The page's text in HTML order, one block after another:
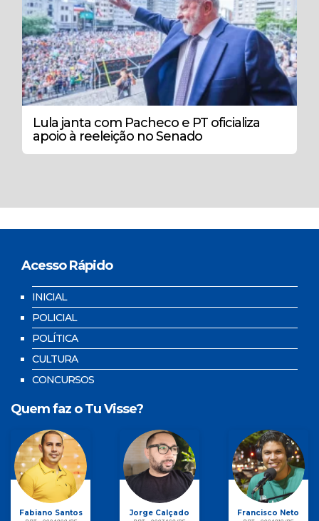
Lula janta com Pacheco e PT oficializa
apoio à reeleição no Senado
Acesso Rápido
INICIAL
POLICIAL
POLÍTICA
CULTURA
CONCURSOS
Quem faz o Tu Visse?
Fabiano Santos Jorge Calçado Francisco Neto